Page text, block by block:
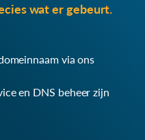
wat er gebeurt.
via ons
en DNS beheer zijn